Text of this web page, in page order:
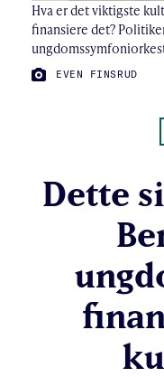
Hva er det viktigste
finansiere det?
FOTO:
EVEN FINSRUD
Dette